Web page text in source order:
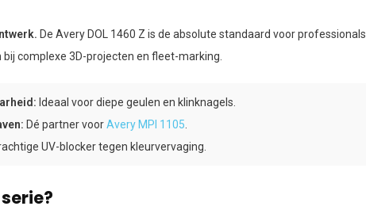
De Avery DOL 1460 Z is de absolute standaard voor professionals
complexe 3D-projecten en fleet-marking.
Ideaal voor diepe geulen en klinknagels.
Dé partner voorAvery MPI 1105
UV-blocker tegen kleurvervaging.